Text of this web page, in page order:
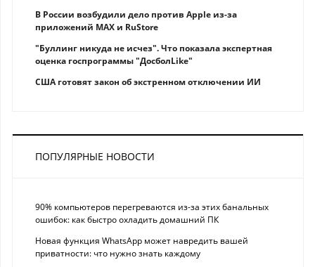
В России возбудили дело против Apple из-за
приложений MAX и RuStore
"Буллинг никуда не исчез". Что показала экспертная
оценка госпрограммы "ДосболLike"
США готовят закон об экстренном отключении ИИ
ПОПУЛЯРНЫЕ НОВОСТИ
90% компьютеров перегреваются из-за этих банальных
ошибок: как быстро охладить домашний ПК
Новая функция WhatsApp может навредить вашей
приватности: что нужно знать каждому